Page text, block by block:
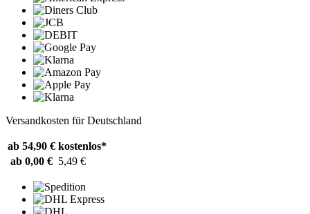
Versandkosten für Deutschland
ab 54,90 € kostenlos*
ab 0,00 € 5,49 €